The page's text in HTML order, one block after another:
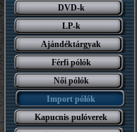
DVD-k
LP-k
Ajándéktárgyak
Férfi pólók
Női pólók
Import pólók
Kapucnis pulóverek